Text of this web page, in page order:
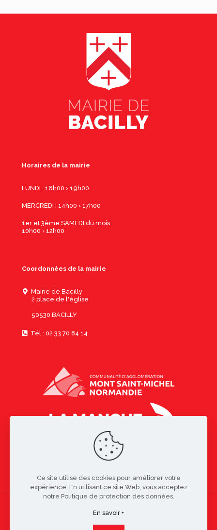
Horaires de la mairie
LUNDI : 16h00 › 19h00
MERCREDI : 14h00 › 17h00
1er et 3ème SAMEDI du mois :
10h00 › 12h00
Coordonnées de la mairie
Mairie de Bacilly
2 place de l'église
50530 BACILLY
Tél : 02 33 70 84 14
Ce site utilise des cookies pour améliorer votre
expérience. En utilisant ce site Web, vous acceptez
notre Politique de protection des données.
En savoir +